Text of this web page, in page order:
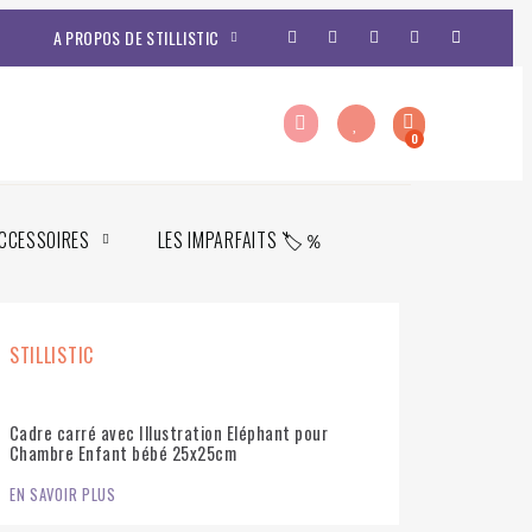
A PROPOS DE STILLISTIC
LES IMPARFAITS 🏷️％
STILLISTIC
Cadre carré avec Illustration Eléphant pour
Chambre Enfant bébé 25x25cm
EN SAVOIR PLUS